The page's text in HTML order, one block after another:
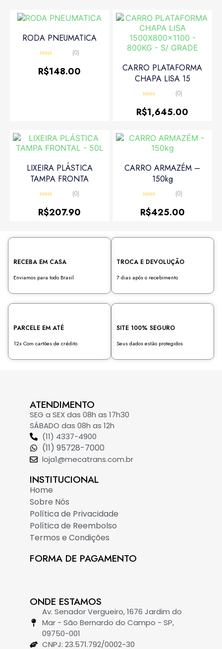
RODA PNEUMATICA
0
de
(0)
R$148.00
CARRO PLATAFORMA
CHAPA LISA 15
0
de
(0)
R$1,645.00
LIXEIRA PLÁSTICA
TAMPA FRONTA
0
de
(0)
R$207.90
CARRO ARMAZÉM –
150kg
0
de
(0)
R$425.00
RECEBA EM CASA
Enviamos para todo Brasil
TROCA E DEVOLUÇÃO
7 dias após o recebimento
PARCELE EM ATÉ
12x Com cartões de crédito
SITE 100% SEGURO
Seus dados estão protegidos
ATENDIMENTO
SEG a SEX das 08h as 17h30
SÁBADO das 08h as 12h
(11) 4337-4900
(11) 95728-7000
loja1@mecatrans.com.br
INSTITUCIONAL​
Home
Sobre Nós
Política de Privacidade
Política de Reembolso
Termos e Condições
FORMA DE PAGAMENTO
ONDE ESTAMOS
Av. Senador Vergueiro, 1676 Jardim do
Mar - São Bernardo do Campo - SP,
09750-001
CNPJ: 23.571.792/0002-30